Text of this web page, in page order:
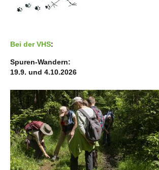
Bei der VHS:
Spuren-Wandern:
19.9. und 4.10.2026